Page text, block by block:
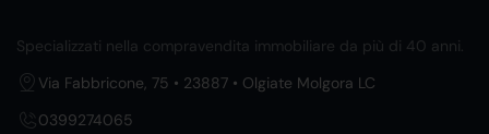
Specializzati nella compravendita immobiliare da più di 40 anni.
Via Fabbricone, 75 • 23887 • Olgiate Molgora LC
0399274065